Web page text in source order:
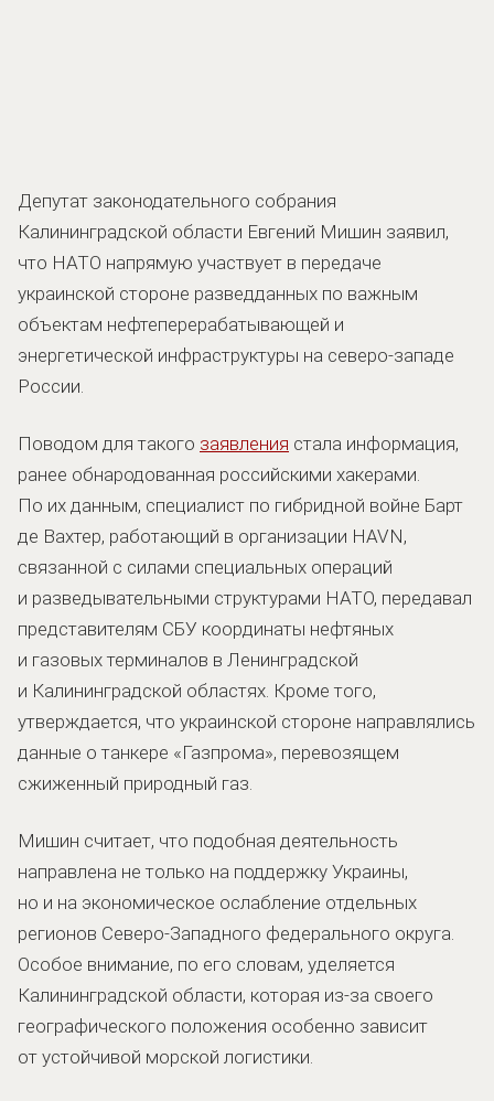
Депутат законодательного собрания
Калининградской области Евгений Мишин заявил,
что НАТО напрямую участвует в передаче
украинской стороне разведданных по важным
объектам нефтеперерабатывающей и
энергетической инфраструктуры на северо-западе
России.
Поводом для такого заявления стала информация,
ранее обнародованная российскими хакерами.
По их данным, специалист по гибридной войне Барт
де Вахтер, работающий в организации HAVN,
связанной с силами специальных операций
и разведывательными структурами НАТО, передавал
представителям СБУ координаты нефтяных
и газовых терминалов в Ленинградской
и Калининградской областях. Кроме того,
утверждается, что украинской стороне направлялись
данные о танкере «Газпрома», перевозящем
сжиженный природный газ.
Мишин считает, что подобная деятельность
направлена не только на поддержку Украины,
но и на экономическое ослабление отдельных
регионов Северо-Западного федерального округа.
Особое внимание, по его словам, уделяется
Калининградской области, которая из-за своего
географического положения особенно зависит
от устойчивой морской логистики.